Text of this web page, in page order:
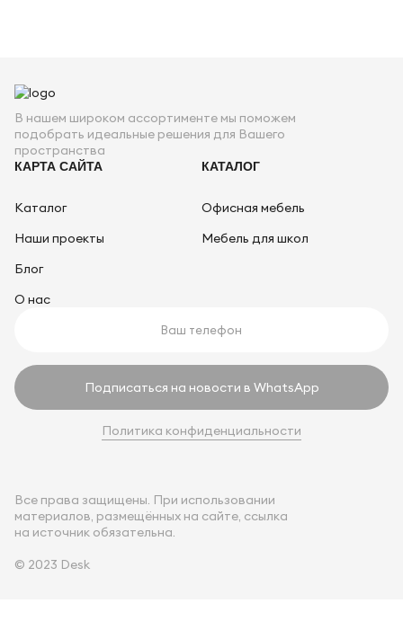
В нашем широком ассортименте мы поможем
подобрать идеальные решения для Вашего
пространства
КАРТА САЙТА
Каталог
Наши проекты
Блог
О нас
КАТАЛОГ
Офисная мебель
Мебель для школ
Подписаться на новости в WhatsApp
Политика конфиденциальности
Все права защищены. При использовании
материалов, размещённых на сайте, ссылка
на источник обязательна.
© 2023 Desk